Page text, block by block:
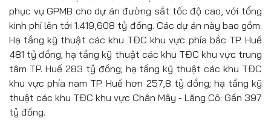
phục vụ GPMB cho dự án đường sắt tốc độ cao, với tổng
kinh phí lên tới 1.419,608 tỷ đồng. Các dự án này bao gồm:
Hạ tầng kỹ thuật các khu TĐC khu vực phía bắc TP. Huế
481 tỷ đồng; hạ tầng kỹ thuật các khu TĐC khu vực trung
tâm TP. Huế 283 tỷ đồng; hạ tầng kỹ thuật các khu TĐC
khu vực phía nam TP. Huế hơn 257,8 tỷ đồng; hạ tầng kỹ
thuật các khu TĐC khu vực Chân Mây - Lăng Cô: Gần 397
tỷ đồng.